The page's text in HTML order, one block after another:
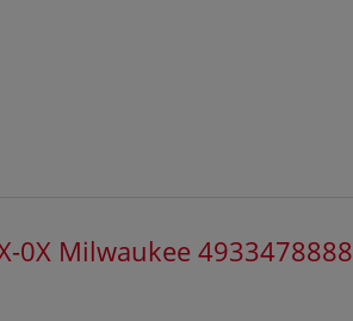
0X Milwaukee 4933478888